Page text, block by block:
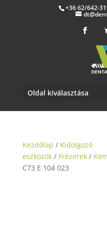
+36 62/642-
Oldal kiválasztása
Kezdőlap / Kidolgozó
eszközök/ Frézerek/
C73 E 104 023